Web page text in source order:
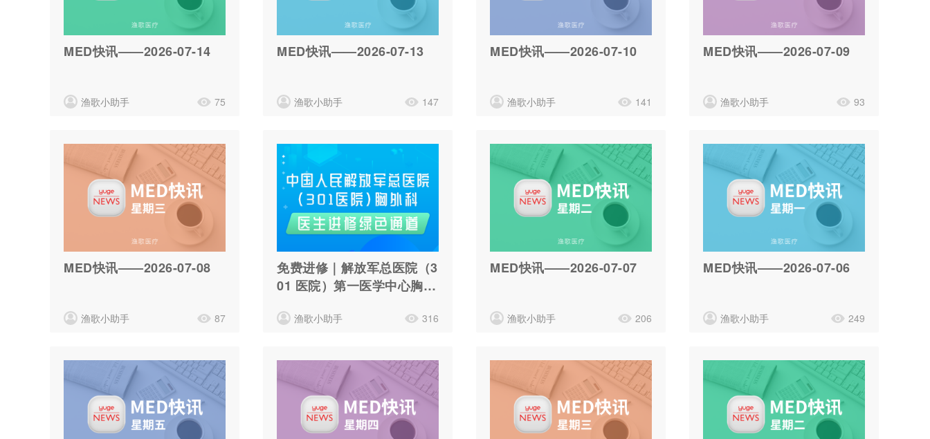
MED快讯——2026-07-14
渔歌小助手 75
MED快讯——2026-07-13
渔歌小助手 147
MED快讯——2026-07-10
渔歌小助手 141
MED快讯——2026-07-09
渔歌小助手 93
MED快讯——2026-07-08
渔歌小助手 87
免费进修｜解放军总医院（3
01 医院）第一医学中心胸外
渔歌小助手 316
MED快讯——2026-07-07
渔歌小助手 206
MED快讯——2026-07-06
渔歌小助手 249